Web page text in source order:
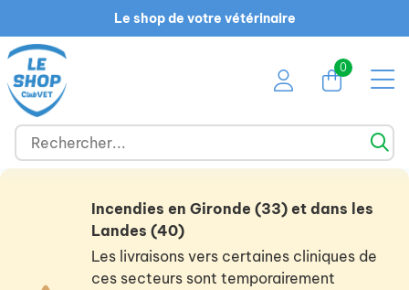
Le shop de votre vétérinaire
0
Incendies en Gironde (33) et dans les
Landes (40)
Les livraisons vers certaines cliniques de
ces secteurs sont temporairement